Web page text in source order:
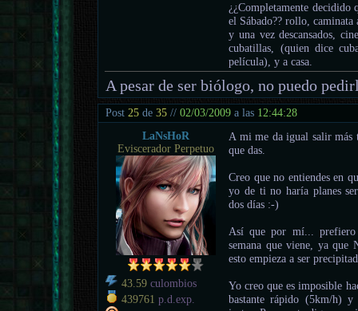
¿¿Completamente decidido
el Sábado?? rollo, caminata
y una vez descansados,
cubatillas, (quien dice
película), y a casa.
A pesar de ser biólogo, no puedo
Post25 de35 //02/03/2009 a las 12:44:28
LaNsHoR
Eviscerador Perpetuo
43.59 culombios
439761 p.d.exp.
A mi me da igual salir
que das.
Creo que no entiendes en
yo de ti no haría planes
dos días :-)
Así que por mí...
semana que viene, ya que
esto empieza a ser
Yo creo que es imposible
bastante rápido (5km/h) y